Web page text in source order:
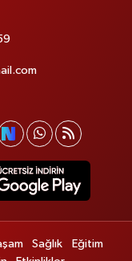
Sağlık
Eğitim